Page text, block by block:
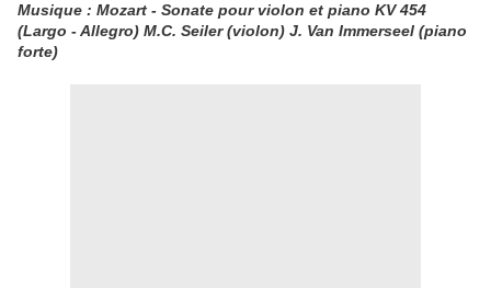
Musique : Mozart - Sonate pour violon et piano KV 454
(Largo - Allegro) M.C. Seiler (violon) J. Van Immerseel (piano
forte)